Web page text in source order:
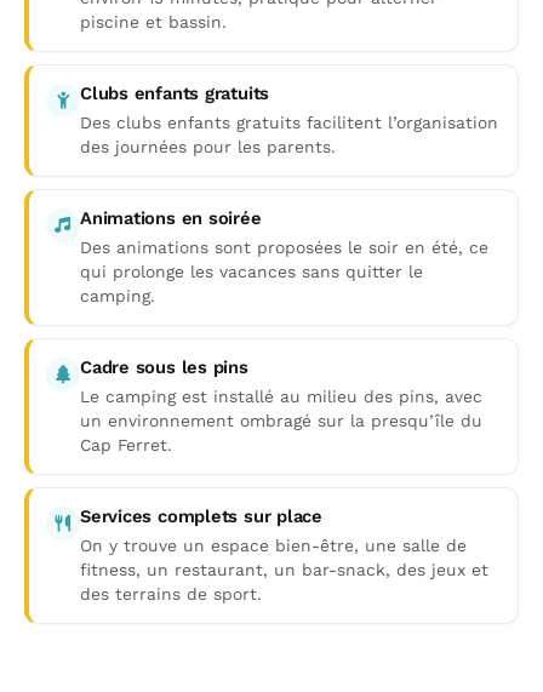
piscine et bassin.
Clubs enfants gratuits
Des clubs enfants gratuits facilitent l’organisation
des journées pour les parents.
Animations en soirée
Des animations sont proposées le soir en été, ce
qui prolonge les vacances sans quitter le
camping.
Cadre sous les pins
Le camping est installé au milieu des pins, avec
un environnement ombragé sur la presqu’île du
Cap Ferret.
Services complets sur place
On y trouve un espace bien-être, une salle de
fitness, un restaurant, un bar-snack, des jeux et
des terrains de sport.